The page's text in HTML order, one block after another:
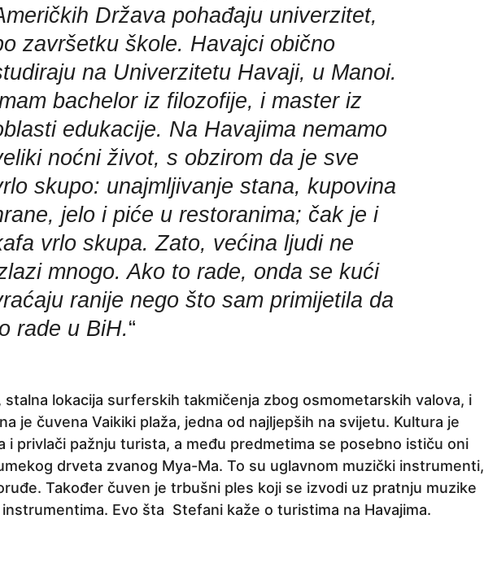
Država pohađaju univerzitet,
završetku škole. Havajci obično
na Univerzitetu Havaji, u Manoi.
bachelor iz filozofije, i master iz
edukacije. Na Havajima nemamo
noćni život, s obzirom da je sve
skupo: unajmljivanje stana, kupovina
jelo i piće u restoranima; čak je i
vrlo skupa. Zato, većina ljudi ne
mnogo. Ako to rade, onda se kući
ranije nego što sam primijetila da
rade u BiH.“
stalna lokacija surferskih takmičenja zbog osmometarskih valova, i
je čuvena Vaikiki plaža, jedna od najljepših na svijetu. Kultura je
i privlači pažnju turista, a među predmetima se posebno ističu oni
drveta zvanog Mya-Ma. To su uglavnom muzički instrumenti,
Također čuven je trbušni ples koji se izvodi uz pratnju muzike
Evo šta Stefani kaže o turistima na Havajima.